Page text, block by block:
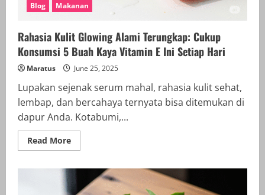
Blog Makanan
Rahasia Kulit Glowing Alami Terungkap: Cukup
Konsumsi 5 Buah Kaya Vitamin E Ini Setiap Hari
Maratus June 25, 2025
Lupakan sejenak serum mahal, rahasia kulit sehat,
lembap, dan bercahaya ternyata bisa ditemukan di
dapur Anda. Kotabumi,...
Read MoreRead
more
Glowing
Alami